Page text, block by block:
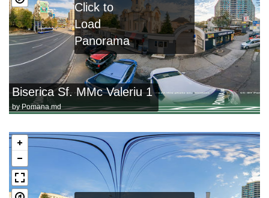
Biserica Sf. MMc Valeriu 1
byPomana.md
Click to
Load
Panorama